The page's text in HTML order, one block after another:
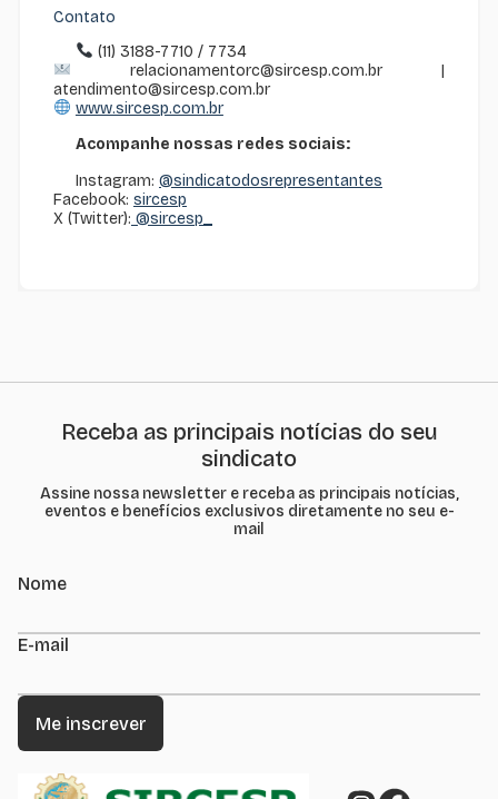
Contato
(11) 3188-7710 / 7734
relacionamentorc@sircesp.com.br |
atendimento@sircesp.com.br
www.sircesp.com.br
Acompanhe nossas redes sociais:
Instagram: @sindicatodosrepresentantes
Facebook: sircesp
X (Twitter): @sircesp_
Receba as principais notícias do seu
sindicato
Assine nossa newsletter e receba as principais notícias,
eventos e benefícios exclusivos diretamente no seu e-
mail
Nome
E-mail